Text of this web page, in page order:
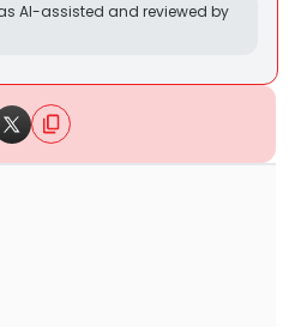
AI-assisted and reviewed by